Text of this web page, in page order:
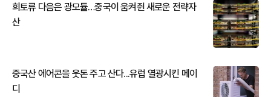
희토류 다음은 광모듈…중국이 움켜쥔 새로운 전략자
산
중국산 에어콘을 웃돈 주고 산다...유럽 열광시킨 메이
디